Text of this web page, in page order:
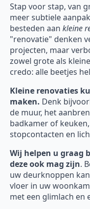
Stap voor stap, van
meer subtiele
besteden aan kleine
"renovatie" denken
projecten, maar
zowel grote als
credo: alle beetjes
Kleine renovaties
maken. Denk
de muur, het
badkamer of
stopcontacten en
Wij helpen u graag
deze ook mag zijn.
uw deurknoppen
vloer in uw
met een glimlach en